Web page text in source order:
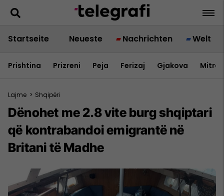
Startseite Neueste Nachrichten Welt
Prishtina Prizreni Peja Ferizaj Gjakova
Lajme > Shqipëri
Dënohet me 2.8 vite burg shqiptari
që kontrabandoi emigrantë në
Britani të Madhe